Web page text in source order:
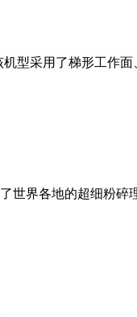
型采用了梯形工作
界各地的超细粉